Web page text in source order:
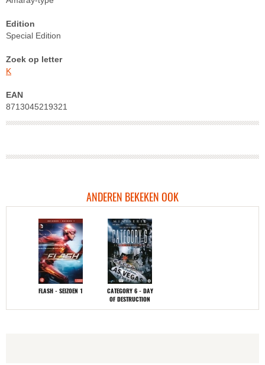
Edition
Special Edition
Zoek op letter
K
EAN
8713045219321
ANDEREN BEKEKEN OOK
FLASH - SEIZOEN 1
CATEGORY 6 - DAY
OF DESTRUCTION